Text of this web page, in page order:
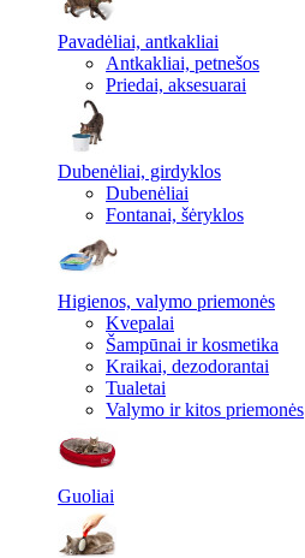
Pavadėliai, antkakliai
Antkakliai, petnešos
Priedai, aksesuarai
Dubenėliai, girdyklos
Dubenėliai
Fontanai, šėryklos
Higienos, valymo priemonės
Kvepalai
Šampūnai ir kosmetika
Kraikai, dezodorantai
Tualetai
Valymo ir kitos priemonės
Guoliai